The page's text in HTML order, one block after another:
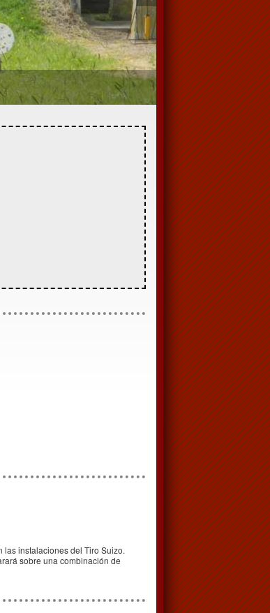
las instalaciones del Tiro Suizo.
sobre una combinación de